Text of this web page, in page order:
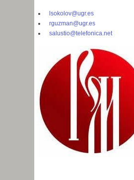
lsokolov@ugr.es
rguzman@ugr.es
salustio@telefonica.net